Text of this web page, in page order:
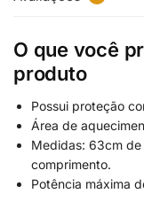
O que você
produto
Possui proteção
Área de
Medidas: 63cm
comprimento.
Potência máxima